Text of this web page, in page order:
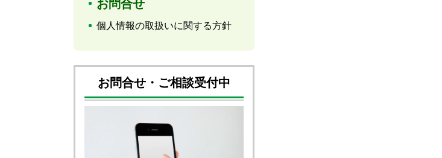
個人情報の取扱いに関する方針
お問合せ・ご相談受付中